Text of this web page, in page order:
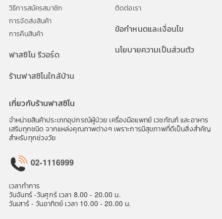
วิธีการสมัครสมาชิก
การจัดส่งสินค้า
การคืนสินค้า
ฟาสซิโน รีวอร์ด
ร้านฟาสซิโนใกล้บ้าน
ติดต่อเรา
ข้อกำหนดและเงื่อนไข
นโยบายความเป็นส่วนตัว
เกี่ยวกับร้านฟาสซิโน
จำหน่ายสินค้าประเภทอุปกรณ์ผู้ป่วย เครื่องมือแพทย์ เวชภัณฑ์ และอาหาร
เสริมทุกชนิด จากแหล่งคุณภาพต่างๆ เพราะการมีสุขภาพที่ดีเป็นสิ่งสำคัญ
สำหรับทุกช่วงวัย
02-1116999
เวลาทำการ
วันจันทร์ -วันศุกร์ เวลา 8.00 - 20.00 น.
วันเสาร์ - วันอาทิตย์ เวลา 10.00 - 20.00 น.